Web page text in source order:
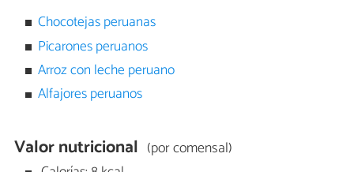
Chocotejas peruanas
Picarones peruanos
Arroz con leche peruano
Alfajores peruanos
Valor nutricional (por comensal)